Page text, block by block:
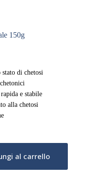
150g
di chetosi
e stabile
alla chetosi
al carrello